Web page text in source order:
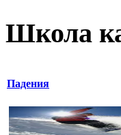
Школа
Падения